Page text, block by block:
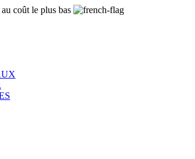
coût le plus bas